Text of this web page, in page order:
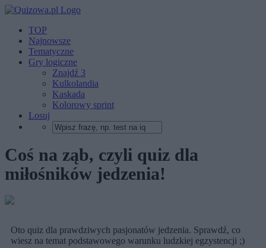
TOP
Najnowsze
Tematyczne
Gry logiczne
Znajdź 3
Kulkolandia
Kaskada
Kolorowy sprint
Losuj
Coś na ząb, czyli quiz dla
miłośników jedzenia!
Oto quiz dla prawdziwych pasjonatów jedzenia. Sprawdź, co
wiesz na temat podstawowego warunku ludzkiej egzystencji ;)